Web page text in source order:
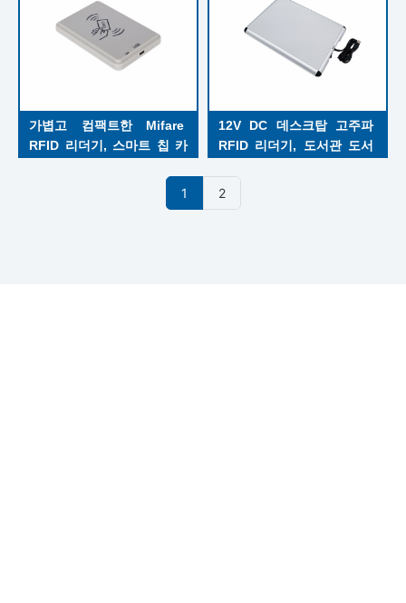
가볍고 컴팩트한 Mifare
RFID 리더기, 스마트 칩 카
12V DC 데스크탑 고주파
RFID 리더기, 도서관 도서
1 2